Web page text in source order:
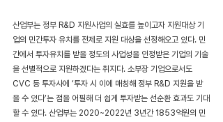
산업부는 정부 R&D 지원사업의 실효를 높이고자 지원대상 기
업의 민간투자 유치를 전제로 지원 대상을 선정해오고 있다. 민
간에서 투자유치를 받을 정도의 사업성을 인정받은 기업의 기술
을 선별적으로 지원하겠다는 취지다. 소부장 기업으로서도
CVC 등 투자사에 ‘투자 시 이에 매칭해 정부 R&D 지원을 받
을 수 있다’는 점을 어필해 더 쉽게 투자받는 선순환 효과도 기대
할 수 있다. 산업부는 2020~2022년 3년간 1853억원의 민